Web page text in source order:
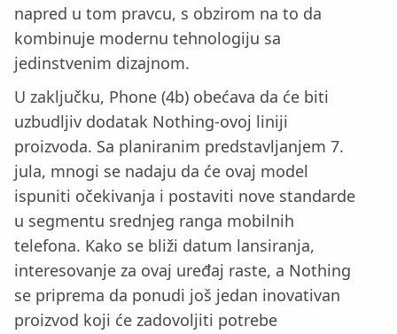
napred u tom pravcu, s obzirom na to da
kombinuje modernu tehnologiju sa
jedinstvenim dizajnom.
U zaključku, Phone (4b) obećava da će biti
uzbudljiv dodatak Nothing-ovoj liniji
proizvoda. Sa planiranim predstavljanjem 7.
jula, mnogi se nadaju da će ovaj model
ispuniti očekivanja i postaviti nove standarde
u segmentu srednjeg ranga mobilnih
telefona. Kako se bliži datum lansiranja,
interesovanje za ovaj uređaj raste, a Nothing
se priprema da ponudi još jedan inovativan
proizvod koji će zadovoljiti potrebe